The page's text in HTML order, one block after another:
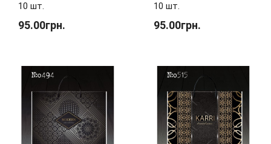
10 шт.
95.00грн.
10 шт.
95.00грн.